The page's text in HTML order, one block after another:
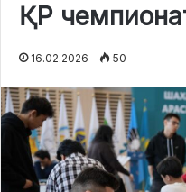
ҚР
16.02.2026 50